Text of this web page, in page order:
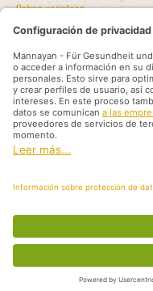
Sobre nosotros
Textos legales
Línea de asistencia
Recommended links
Modalidades de pago
Shipping methods
Aviso legal
© 2026 Mannayan - für